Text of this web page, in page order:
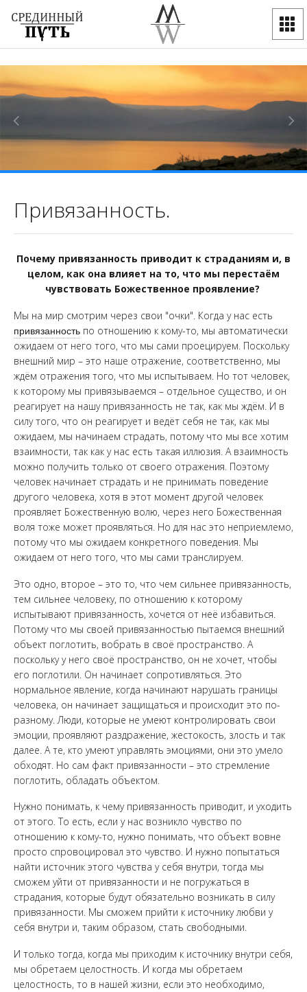
Привязанность.
Почему привязанность приводит к страданиям и, в
целом, как она влияет на то, что мы перестаём
чувствовать Божественное проявление?
Мы на мир смотрим через свои "очки". Когда у нас есть
привязанность по отношению к кому-то, мы автоматически
ожидаем от него того, что мы сами проецируем. Поскольку
внешний мир – это наше отражение, соответственно, мы
ждём отражения того, что мы испытываем. Но тот человек,
к которому мы привязываемся – отдельное существо, и он
реагирует на нашу привязанность не так, как мы ждём. И в
силу того, что он реагирует и ведёт себя не так, как мы
ожидаем, мы начинаем страдать, потому что мы все хотим
взаимности, так как у нас есть такая иллюзия. А взаимность
можно получить только от своего отражения. Поэтому
человек начинает страдать и не принимать поведение
другого человека, хотя в этот момент другой человек
проявляет Божественную волю, через него Божественная
воля тоже может проявляться. Но для нас это неприемлемо,
потому что мы ожидаем конкретного поведения. Мы
ожидаем от него того, что мы сами транслируем.
Это одно, второе – это то, что чем сильнее привязанность,
тем сильнее человеку, по отношению к которому
испытывают привязанность, хочется от неё избавиться.
Потому что мы своей привязанностью пытаемся внешний
объект поглотить, вобрать в своё пространство. А
поскольку у него своё пространство, он не хочет, чтобы
его поглотили. Он начинает сопротивляться. Это
нормальное явление, когда начинают нарушать границы
человека, он начинает защищаться и происходит это по-
разному. Люди, которые не умеют контролировать свои
эмоции, проявляют раздражение, жестокость, злость и так
далее. А те, кто умеют управлять эмоциями, они это умело
обходят. Но сам факт привязанности – это стремление
поглотить, обладать объектом.
Нужно понимать, к чему привязанность приводит, и уходить
от этого. То есть, если у нас возникло чувство по
отношению к кому-то, нужно понимать, что объект вовне
просто спровоцировал это чувство. И нужно попытаться
найти источник этого чувства у себя внутри, тогда мы
сможем уйти от привязанности и не погружаться в
страдания, которые будут обязательно возникать в силу
привязанности. Мы сможем прийти к источнику любви у
себя внутри и, таким образом, стать свободными.
И только тогда, когда мы приходим к источнику внутри себя,
мы обретаем целостность. И когда мы обретаем
целостность, то в нашей жизни, если это необходимо,